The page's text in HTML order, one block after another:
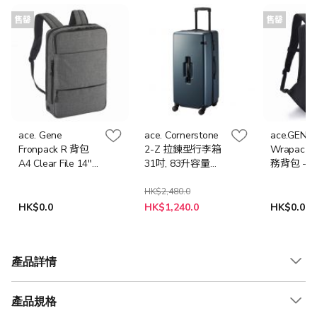
售罄
ace. Gene
Fronpack R 背包
A4 Clear File 14"
HK$0.0
ace. Cornerstone
2-Z 拉鍊型行李箱
31吋, 83升容量
HK$2,480.0
HK$1,240.0
售罄
ace.GENE
Wrapac
務背包 -
HK$0.0
產品詳情
產品規格